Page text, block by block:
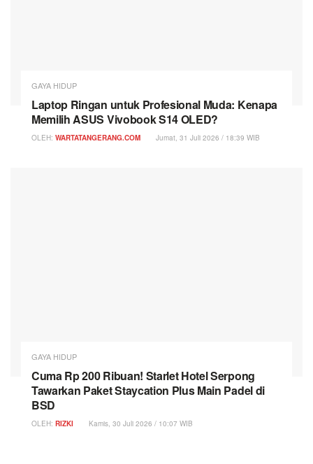
GAYA HIDUP
Laptop Ringan untuk Profesional Muda: Kenapa
Memilih ASUS Vivobook S14 OLED?
OLEH: WARTATANGERANG.COM Jumat, 31 Juli 2026 / 18:39 WIB
GAYA HIDUP
Cuma Rp 200 Ribuan! Starlet Hotel Serpong
Tawarkan Paket Staycation Plus Main Padel di
BSD
OLEH: RIZKI Kamis, 30 Juli 2026 / 10:07 WIB